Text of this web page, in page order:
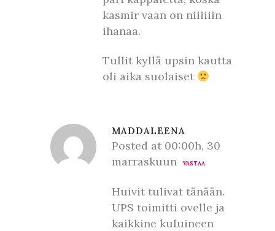
kasmir vaan on niiiiiin
ihanaa.
Tullit kyllä upsin kautta
oli aika suolaiset
MADDALEENA
Posted at 00:00h, 30
marraskuun
VASTAA
Huivit tulivat tänään.
UPS toimitti ovelle ja
kaikkine kuluineen